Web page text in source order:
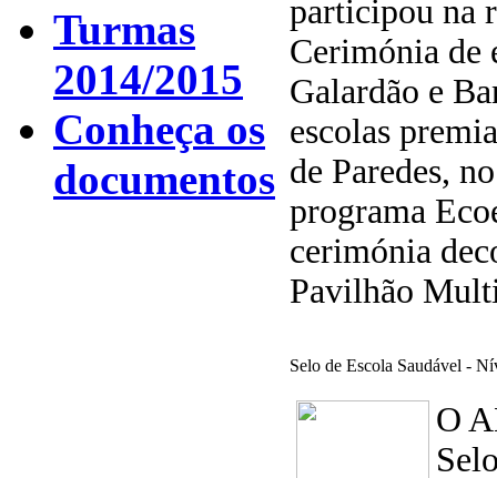
participou na
Cerimónia de
Galardão e
escolas
de Paredes,
programa
cerimónia
Pavilhão
Selo de Escola Saudável -
O
Turmas
2014/2015
Conheça os
documentos